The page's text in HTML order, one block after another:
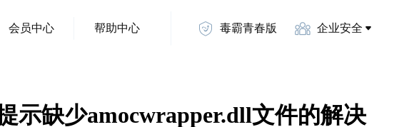
会员中心 帮助中心 毒霸青春版 企业安全
示缺少amocwrapper.dll文件的解决